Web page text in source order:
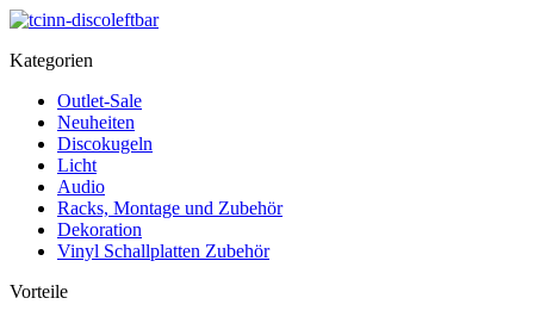
Kategorien
Outlet-Sale
Neuheiten
Discokugeln
Licht
Audio
Racks, Montage und Zubehör
Dekoration
Vinyl Schallplatten Zubehör
Vorteile